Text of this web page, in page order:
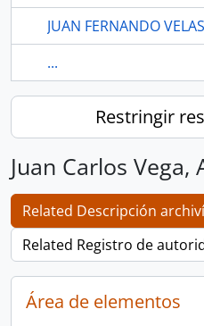
JUAN FERNANDO
...
Restringir
Juan Carlos
Related Descripción
Related Registro de
Área de elementos